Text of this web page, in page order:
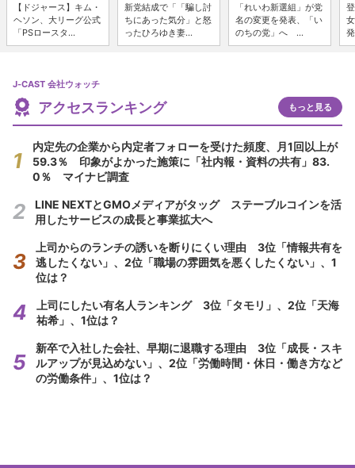
【ドジャース】キム・
ヘソン、大リーグ公式
「PSロースタ...
新党結成で「「騙し討
ちにあった気分」と怒
ったひろゆき妻...
「れいわ新選組」が党
名の変更を発表、「い
のちの党」へ ...
J-CAST 会社ウォッチ
アクセスランキング もっと見る
内定先の企業から内定者フォローを受けた頻度、月1回以上が
59.3％ 印象がよかった施策に「社内報・資料の共有」83.
0％ マイナビ調査
LINE NEXTとGMOメディアがタッグ ステーブルコインを活
用したサービスの成長と事業拡大へ
上司からのランチの誘いを断りにくい理由 3位「情報共有を
逃したくない」、2位「職場の雰囲気を悪くしたくない」、1
位は？
上司にしたい有名人ランキング 3位「タモリ」、2位「天海
祐希」、1位は？
新卒で入社した会社、早期に退職する理由 3位「成長・スキ
ルアップが見込めない」、2位「労働時間・休日・働き方など
の労働条件」、1位は？